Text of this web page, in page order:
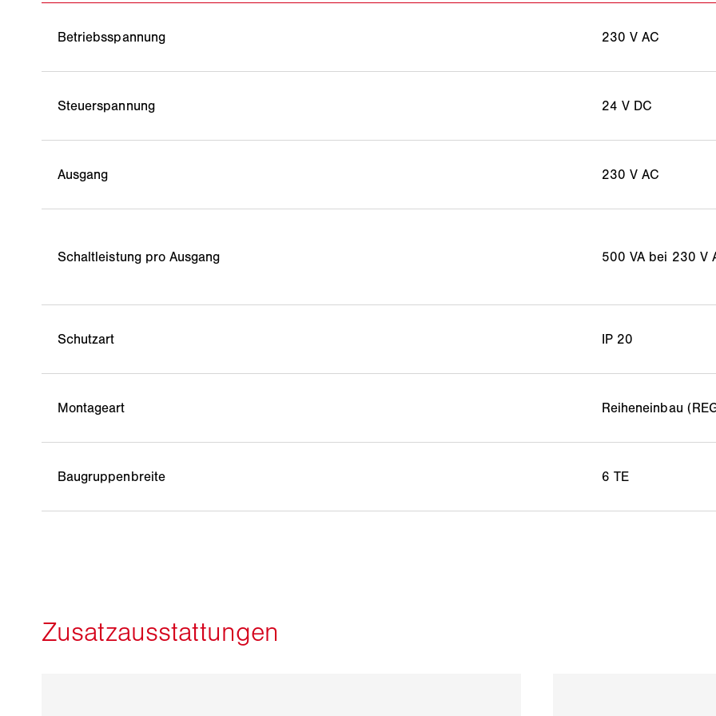
Betriebsspannung 230 V AC
Steuerspannung 24 V DC
Ausgang 230 V AC
Schaltleistung pro Ausgang 500 VA bei 230 V
Schutzart IP 20
Montageart Reiheneinbau
Baugruppenbreite 6 TE